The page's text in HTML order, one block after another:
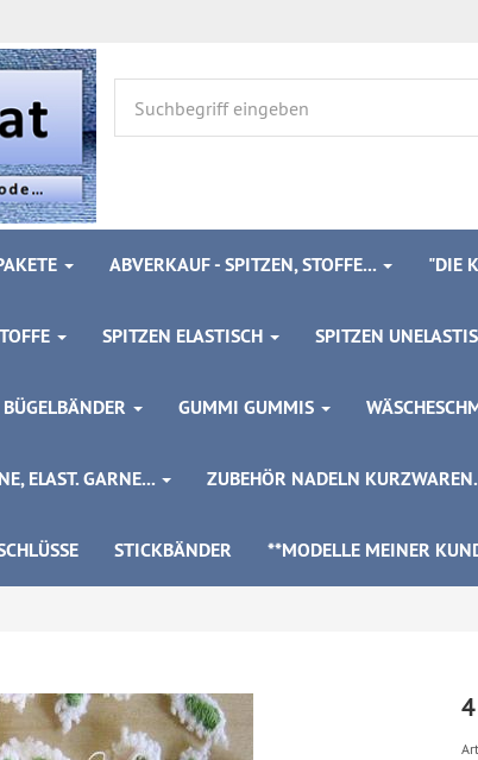
ABVERKAUF - SPITZEN, STOFFE... "DIE
SPITZEN ELASTISCH SPITZEN
BÜGELBÄNDER GUMMI GUMMIS
ELAST. GARNE... ZUBEHÖR NADELN
STICKBÄNDER **MODELLE MEINER